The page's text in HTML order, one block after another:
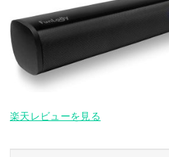
楽天レビューを見る